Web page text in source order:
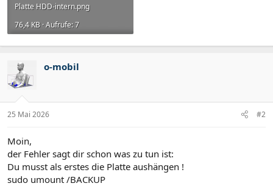
Platte HDD-intern.png
76,4 KB · Aufrufe: 7
o-mobil
25 Mai 2026 #2
Moin,
der Fehler sagt dir schon was zu tun ist:
Du musst als erstes die Platte aushängen !
sudo umount /BACKUP